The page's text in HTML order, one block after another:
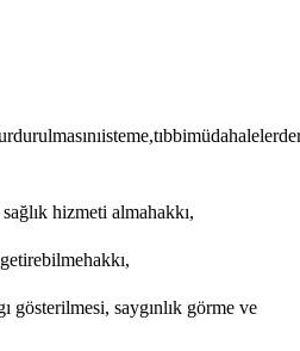
isteme,tıbbimüdahalelerde
hizmeti almahakkı,
getirebilmehakkı,
gösterilmesi, saygınlık görme ve